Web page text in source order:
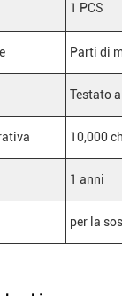
1 PCS
Parti di
Testato
10,000
1 anni
per la